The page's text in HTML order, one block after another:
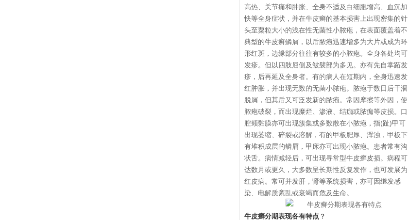
高热、关节痛和肿胀、全身不适及白细胞增高、血沉加
快等全身症状，并在牛皮癣的基本损害上出现密集的针
头至粟粒大小的浅在性无菌性小脓疱，在表面覆盖着不
典型的牛皮癣鳞屑，以后脓疱迅速增多为大片或成为环
形红斑，边缘部分往往有较多的小脓疱。全身各处均可
发疹。但以四肢屈侧及皱襞部为多见。亦有先自掌跖发
疹，后再延及全身者。有的病人在短期内，全身迅速发
红肿胀，并出现无数的无菌小脓疱。脓疱于数日后干涸
脱屑，但其后又可泛发新的脓疱。常因摩擦等外因，使
脓疱破裂，而出现糜烂、渗液、结痂或脓痂等皮损。口
腔颊黏膜亦可出现簇集或多数散在小脓疱，指(趾)甲可
出现萎缩、碎裂或溶解，有的甲板肥厚、浑浊，甲板下
有堆积成层的鳞屑，甲床亦可出现小脓疱。患者常有沟
状舌。病情减轻后，可出现寻常型牛皮癣皮损。病程可
达数月或更久，大多数呈长期性反复发作，也可发展为
红皮病。常可并发肝，肾等系统损害，亦可因继发感
染、电解质紊乱或衰竭而危及生命。
牛皮癣分期表现各有特点 ？